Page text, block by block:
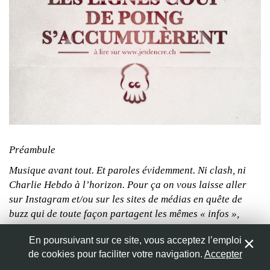
Nom *
Adresse de messagerie*
Enregistrer mon nom, mon e-mail et mon site web dans le
navigateur pour mon prochain commentaire.
vois). Et c’est pas du tout contre Geos hein, il m’a fait
réécouter « Down Town Boogie » depuis qu’il y est, aha.
Bon été à tous.
mathieu59x
Envoyé le 15 mai 2015
Juste Merci pour ce « papier »
dit »!
Bien à vous
Mathieu
Répondre
Préambule
Musique avant tout. Et paroles évidemment. Ni clash, ni
Charlie Hebdo à l’horizon. Pour ça on vous laisse aller
sur Instagram et/ou sur les sites de médias en quête de
buzz qui de toute façon partagent les mêmes « infos »,
avec ou sans l’AFP finalement. Ici, il est question de Rap
avec un grand R. Et comme Booba alias Elie Yaffa semble
apprécier l’emploi dupassé simpledans son 7èmealbum
En poursuivant sur ce site, vous acceptez l’emploi
de cookies pour faciliter votre navigation. Accepter